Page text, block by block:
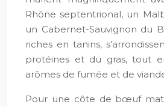
Rhône septentrional, un
un Cabernet-Sauvignon du
riches en tanins,
protéines et du gras, tout
arômes de fumée et de
Pour une côte de bœuf